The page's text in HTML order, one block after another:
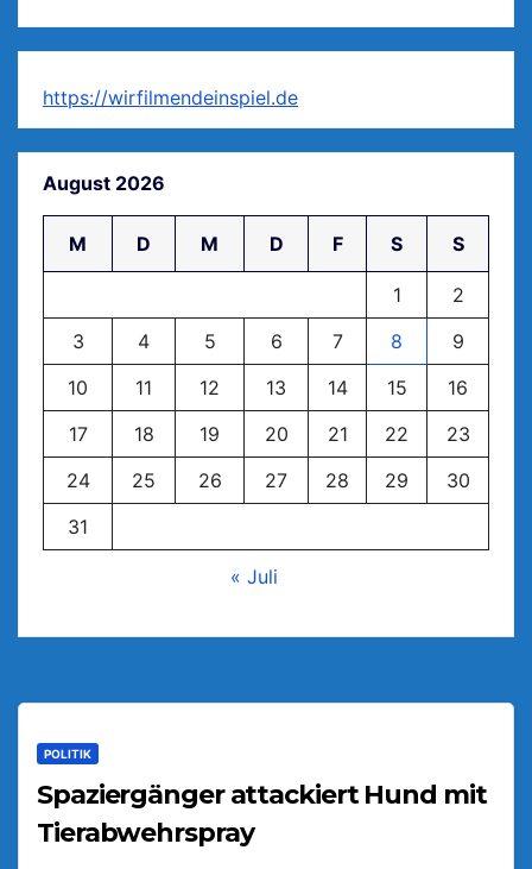
https://wirfilmendeinspiel.de
August 2026
M D M D F S S
1
2
3
4 5 6 7 8
9
10
11 12 13 14 15
16
17
18 19 20 21 22
23
24
25 26 27 28 29
30
31
« Juli
POLITIK
Spaziergänger attackiert Hund mit
Tierabwehrspray